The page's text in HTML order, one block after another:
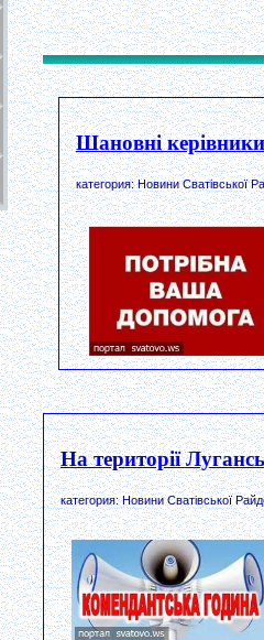
Шановні
категория: Новини Сватівської
На території
категория: Новини Сватівської